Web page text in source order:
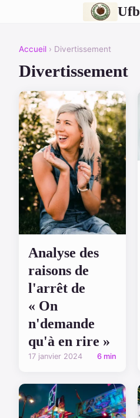
Accueil › Divertissement
Divertissement
Analyse des
raisons de
l'arrêt de
« On
n'demande
qu'à en rire »
17 janvier 2024 6 min